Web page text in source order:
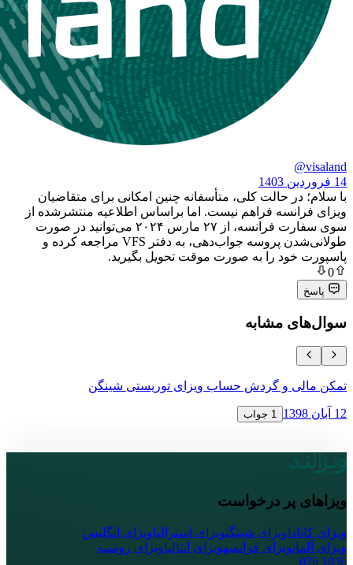
حالت کلی، متأسفانه چنین امکانی برای متقاضیان
فراهم نیست. اما براساس اطلاعیه منتشرشده از
سوی سفارت فرانسه، از ۲۷ مارس ۲۰۲۴ می‌توانید در صورت
طولانی‌شدن پروسه جواب‌دهی، به دفتر VFS مراجعه کرده و
را به صورت موقت تحویل بگیرید.
مشابه
و گردش حساب ویزای توریستی شینگن
پر درخواست
ویزای شینگنویزای استرالیا ویزای انگلیس
ویزای فرانسه ویزای ایتالیاویزای روسیه